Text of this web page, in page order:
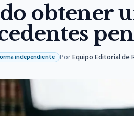
obtener
independiente PorEquipo Editorial de